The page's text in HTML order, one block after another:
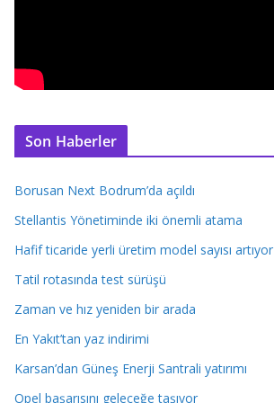
Son Haberler
Borusan Next Bodrum’da açıldı
Stellantis Yönetiminde iki önemli atama
Hafif ticaride yerli üretim model sayısı artıyor
Tatil rotasında test sürüşü
Zaman ve hız yeniden bir arada
En Yakıt’tan yaz indirimi
Karsan’dan Güneş Enerji Santrali yatırımı
Opel başarısını geleceğe taşıyor